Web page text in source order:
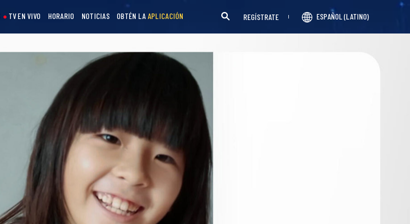
TV EN VIVO HORARIO NOTICIAS OBTÉN LA APLICACIÓN REGÍSTRATE ESPAÑOL (LATINO)